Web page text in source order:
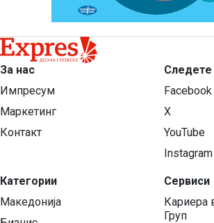
За нас
Импресум
Маркетинг
Контакт
Категории
Македонија
Следете
Facebook
X
YouTube
Instagram
Сервиси
Кариера
Груп